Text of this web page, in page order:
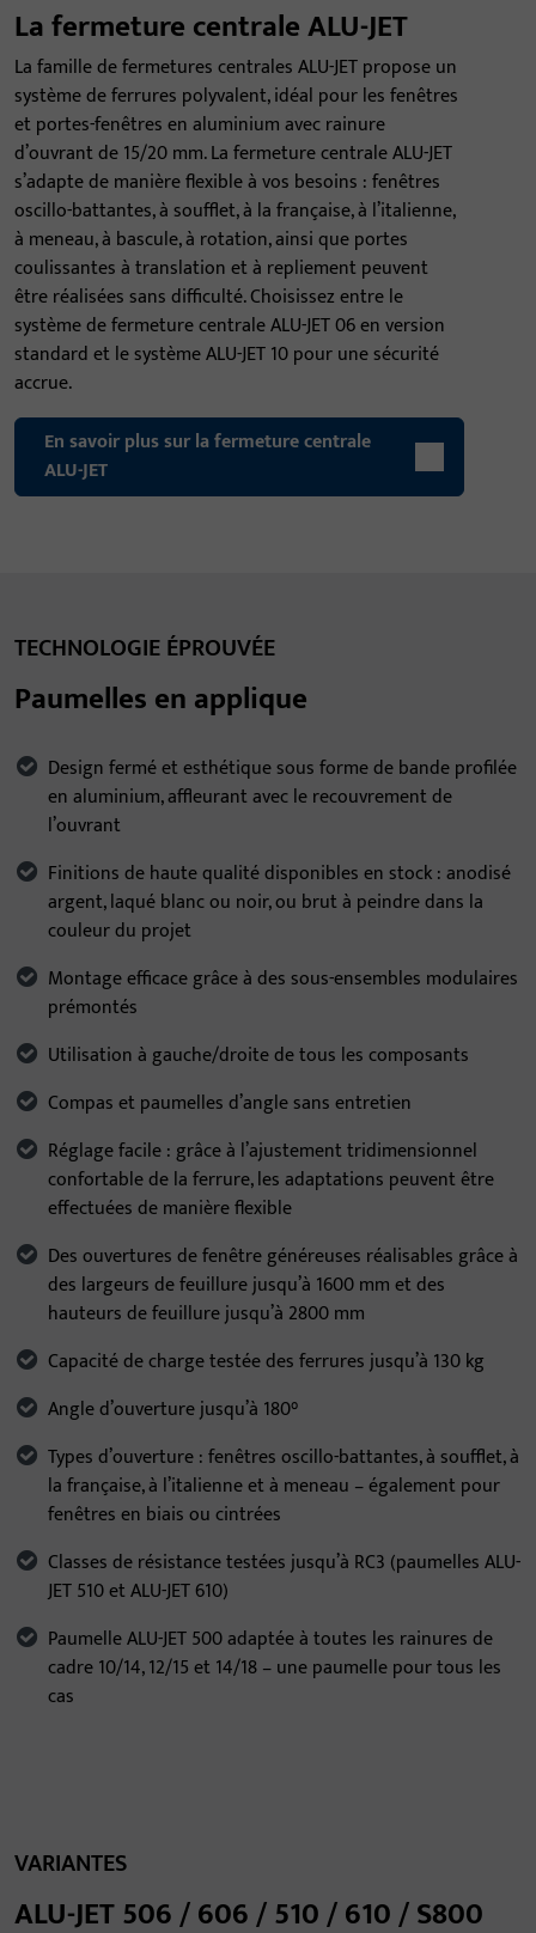
La fermeture centrale ALU-JET
La famille de fermetures centrales ALU-JET propose un
système de ferrures polyvalent, idéal pour les fenêtres
et portes-fenêtres en aluminium avec rainure
d’ouvrant de 15/20 mm. La fermeture centrale ALU-JET
s’adapte de manière flexible à vos besoins : fenêtres
oscillo-battantes, à soufflet, à la française, à l’italienne,
à meneau, à bascule, à rotation, ainsi que portes
coulissantes à translation et à repliement peuvent
être réalisées sans difficulté. Choisissez entre le
système de fermeture centrale ALU-JET 06 en version
standard et le système ALU-JET 10 pour une sécurité
accrue.
En savoir plus sur la fermeture centrale
ALU-JET
TECHNOLOGIE ÉPROUVÉE
Paumelles en applique
Design fermé et esthétique sous forme de bande profilée
en aluminium, affleurant avec le recouvrement de
l’ouvrant
Finitions de haute qualité disponibles en stock : anodisé
argent, laqué blanc ou noir, ou brut à peindre dans la
couleur du projet
Montage efficace grâce à des sous-ensembles modulaires
prémontés
Utilisation à gauche/droite de tous les composants
Compas et paumelles d’angle sans entretien
Réglage facile : grâce à l’ajustement tridimensionnel
confortable de la ferrure, les adaptations peuvent être
effectuées de manière flexible
Des ouvertures de fenêtre généreuses réalisables grâce à
des largeurs de feuillure jusqu’à 1600 mm et des
hauteurs de feuillure jusqu’à 2800 mm
Capacité de charge testée des ferrures jusqu’à 130 kg
Angle d’ouverture jusqu’à 180°
Types d’ouverture : fenêtres oscillo-battantes, à soufflet, à
la française, à l’italienne et à meneau – également pour
fenêtres en biais ou cintrées
Classes de résistance testées jusqu’à RC3 (paumelles ALU-
JET 510 et ALU-JET 610)
Paumelle ALU-JET 500 adaptée à toutes les rainures de
cadre 10/14, 12/15 et 14/18 – une paumelle pour tous les
cas
VARIANTES
ALU-JET 506 / 606 / 510 / 610 / S800